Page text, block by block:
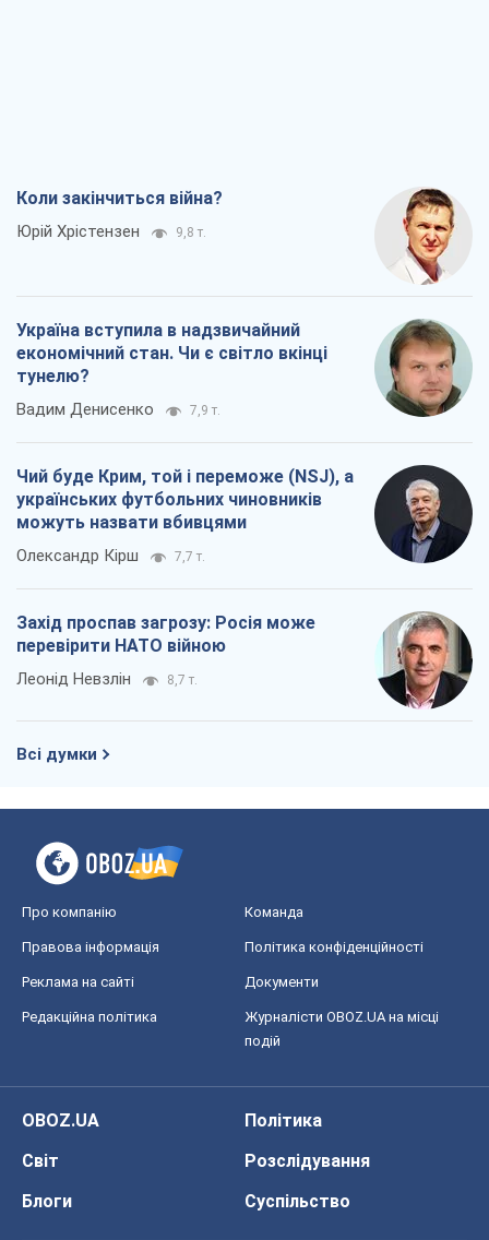
Коли закінчиться війна?
Юрій Хрістензен 9,8 т.
Україна вступила в надзвичайний
економічний стан. Чи є світло вкінці
тунелю?
Вадим Денисенко 7,9 т.
Чий буде Крим, той і переможе (NSJ), а
українських футбольних чиновників
можуть назвати вбивцями
Олександр Кірш 7,7 т.
Захід проспав загрозу: Росія може
перевірити НАТО війною
Леонід Невзлін 8,7 т.
Всі думки
Про компанію Команда
Правова інформація Політика конфіденційності
Реклама на сайті Документи
Редакційна політика
Журналісти OBOZ.UA на місці
подій
OBOZ.UA
Політика
Світ
Розслідування
Блоги
Суспільство